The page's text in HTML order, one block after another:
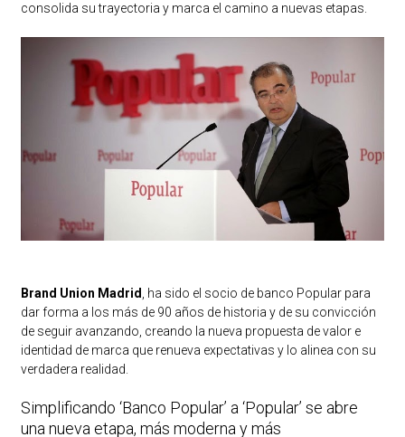
consolida su trayectoria y marca el camino a nuevas etapas.
Brand Union Madrid, ha sido el socio de banco Popular para
dar forma a los más de 90 años de historia y de su convicción
de seguir avanzando, creando la nueva propuesta de valor e
identidad de marca que renueva expectativas y lo alinea con su
verdadera realidad.
Simplificando ‘Banco Popular’ a ‘Popular’ se abre
una nueva etapa, más moderna y más